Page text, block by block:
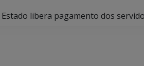
libera pagamento dos